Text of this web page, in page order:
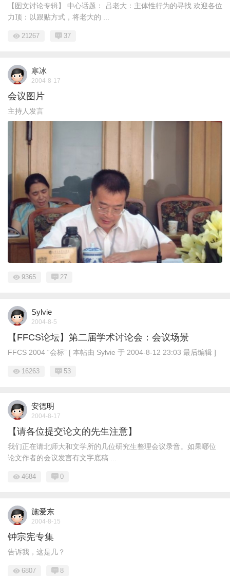
【图文讨论专辑】 中心话题： 吕老大：主体性行为的寻找 欢迎各位
力顶：以跟贴方式，将老大的 ...
21267 37
寒冰
2004-8-17
会议图片
主持人发言
9365 27
Sylvie
2004-8-5
【FFCS论坛】第二届学术讨论会：会议场景
FFCS 2004 “会标” [ 本帖由 Sylvie 于 2004-8-12 23:03 最后编辑 ]
16263 53
安德明
2004-8-17
【请各位提交论文的先生注意】
我们正在请北师大和文学所的几位研究生整理会议录音。如果哪位
论文作者的会议发言有文字底稿 ...
4684 0
施爱东
2004-8-15
钟宗宪专集
告诉我，这是几？
6807 8